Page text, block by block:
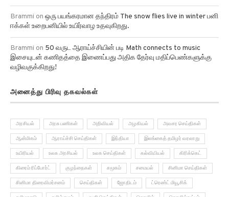
Brammionஒரு பயங்கரமான தந்திரம் The snow flies live in winter பனி
ஈக்கள் உறைபனியில் உயிர்வாழ உதவுகிறது.
Brammion50 வருட ஆராய்ச்சியின் படி Math connects to music
இசையுடன் கணிதத்தை இணைப்பது அதிக தேர்வு மதிப்பெண்களுக்கு
வழிவகுக்கிறது!
ஆன்மிகம் ஆராய்ச்சி செய்திகள் இந்தியா இலங்கைத் தமிழர் வரலாறு
உயிரியல் உலக அரசியல் உலக செய்திகள் கல்வியியல் கிரிக்கெட்
கிரைம் ரிப்போர்ட் குழந்தைகள் சமூகம் சமையல் சினிமா செய்திகள்
சினிமா திரைவிமர்சனம் செய்திகள் ஜோதிடம் ட்ரெண்ட் மியூசிக்
தமிழநாடு தமிழ் ஈழம் துளி செய்திகள் தொழில் தொழில்நுட்பம்